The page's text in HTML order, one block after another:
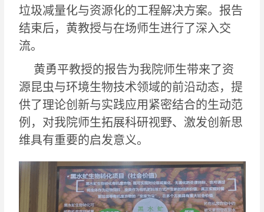
垃圾减量化与资源化的工程解决方案。报告
结束后，黄教授与在场师生进行了深入交
流。
黄勇平教授的报告为我院师生带来了资
源昆虫与环境生物技术领域的前沿动态， 提
供了理论创新与实践应用紧密结合的生动范
例，对我院师生拓展科研视野、激发创新思
维具有重要的启发意义。